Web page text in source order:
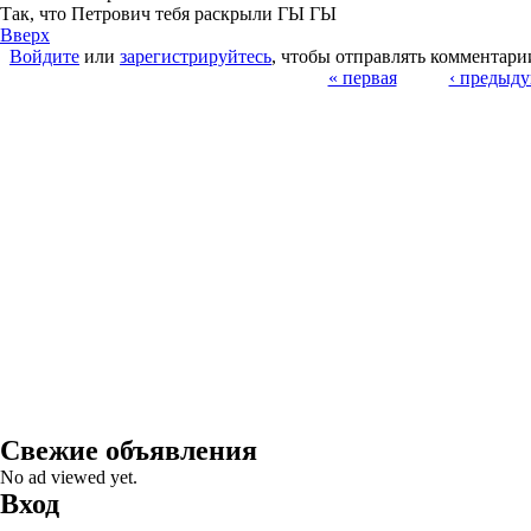
Так, что Петрович тебя раскрыли ГЫ ГЫ
Вверх
Войдите или зарегистрируйтесь, чтобы отправлять
« первая ‹
Свежие объявления
No ad viewed yet.
Вход